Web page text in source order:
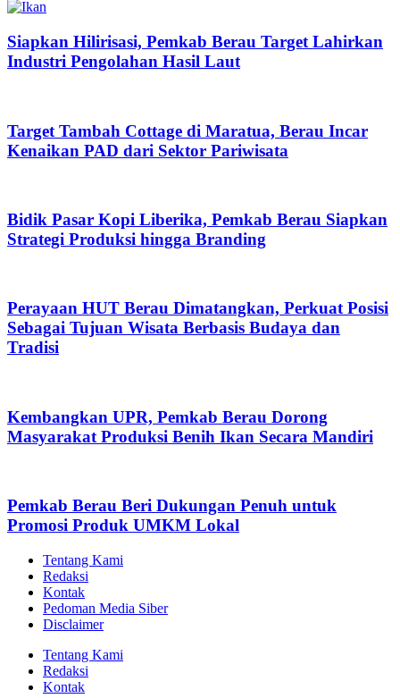
Siapkan Hilirisasi, Pemkab Berau Target Lahirkan
Industri Pengolahan Hasil Laut
Target Tambah Cottage di Maratua, Berau Incar
Kenaikan PAD dari Sektor Pariwisata
Bidik Pasar Kopi Liberika, Pemkab Berau Siapkan
Strategi Produksi hingga Branding
Perayaan HUT Berau Dimatangkan, Perkuat Posisi
Sebagai Tujuan Wisata Berbasis Budaya dan
Tradisi
Kembangkan UPR, Pemkab Berau Dorong
Masyarakat Produksi Benih Ikan Secara Mandiri
Pemkab Berau Beri Dukungan Penuh untuk
Promosi Produk UMKM Lokal
Tentang Kami
Redaksi
Kontak
Pedoman Media Siber
Disclaimer
Tentang Kami
Redaksi
Kontak